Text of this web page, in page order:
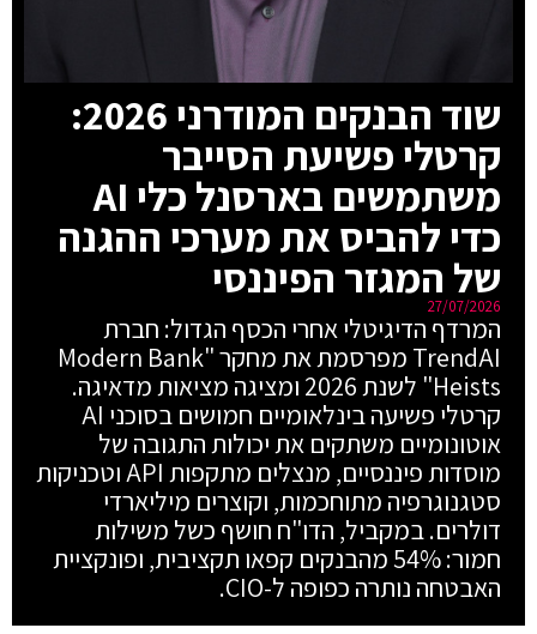
שוד הבנקים המודרני 2026:
קרטלי פשיעת הסייבר
משתמשים בארסנל כלי AI
כדי להביס את מערכי ההגנה
של המגזר הפיננסי
27/07/2026
המרדף הדיגיטלי אחרי הכסף הגדול: חברת
TrendAI מפרסמת את מחקר "Modern Bank
Heists" לשנת 2026 ומציגה מציאות מדאיגה.
קרטלי פשיעה בינלאומיים חמושים בסוכני AI
אוטונומיים משתקים את יכולות התגובה של
מוסדות פיננסיים, מנצלים מתקפות API וטכניקות
סטגנוגרפיה מתוחכמות, וקוצרים מיליארדי
דולרים. במקביל, הדו"ח חושף כשל משילות
חמור: 54% מהבנקים קפאו תקציבית, ופונקציית
האבטחה נותרה כפופה ל-CIO.